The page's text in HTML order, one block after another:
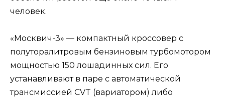
человек.
«Москвич-3» — компактный кроссовер с
полуторалитровым бензиновым турбомотором
мощностью 150 лошадинных сил. Его
устанавливают в паре с автоматической
трансмиссией CVT (вариатором) либо